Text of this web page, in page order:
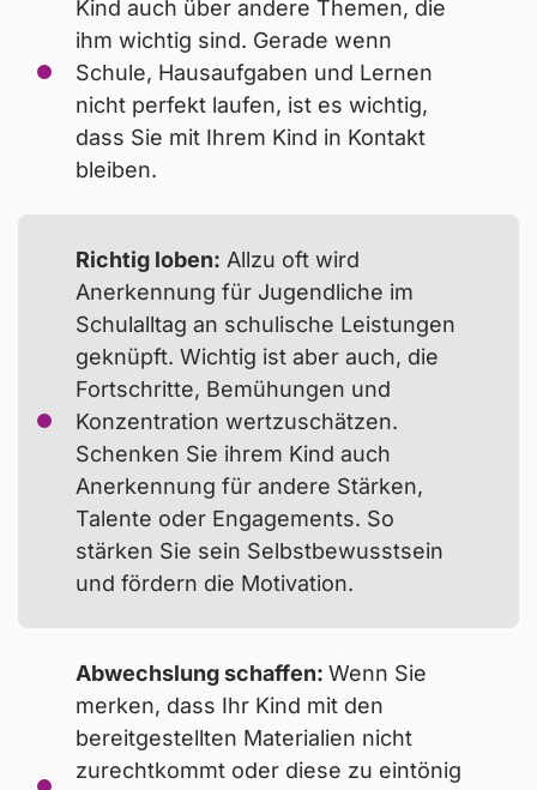
Wenn Jugendliche am Smartphone tippen,
anstatt ihre Schulaufgaben zu erledigen, fehlt in
vielen Fällen einfach die nötige Motivation. Da
es vielen Jugendlichen schwerfällt diese zu
Kind auch über andere Themen, die
ihm wichtig sind. Gerade wenn
Schule, Hausaufgaben und Lernen
nicht perfekt laufen, ist es wichtig,
dass Sie mit Ihrem Kind in Kontakt
bleiben.
Richtig loben: Allzu oft wird
Anerkennung für Jugendliche im
Schulalltag an schulische Leistungen
geknüpft. Wichtig ist aber auch, die
Fortschritte, Bemühungen und
Konzentration wertzuschätzen.
Schenken Sie ihrem Kind auch
Anerkennung für andere Stärken,
Talente oder Engagements. So
stärken Sie sein Selbstbewusstsein
und fördern die Motivation.
Abwechslung schaffen: Wenn Sie
merken, dass Ihr Kind mit den
bereitgestellten Materialien nicht
zurechtkommt oder diese zu eintönig